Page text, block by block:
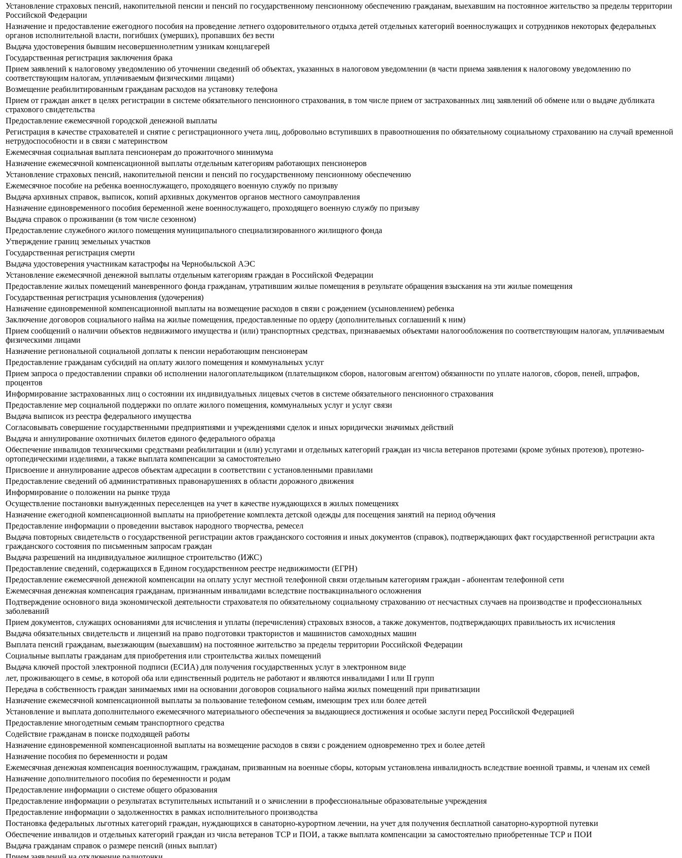
Установление страховых пенсий, накопительной пенсии и пенсий по государственному пенсионному обеспечению гражданам, выехавшим на постоянное жительство за пределы территории
Российской Федерации
Назначение и предоставление ежегодного пособия на проведение летнего оздоровительного отдыха детей отдельных категорий военнослужащих и сотрудников некоторых федеральных
органов исполнительной власти, погибших (умерших), пропавших без вести
Выдача удостоверения бывшим несовершеннолетним узникам концлагерей
Государственная регистрация заключения брака
Прием заявлений к налоговому уведомлению об уточнении сведений об объектах, указанных в налоговом уведомлении (в части приема заявления к налоговому уведомлению по
соответствующим налогам, уплачиваемым физическими лицами)
Возмещение реабилитированным гражданам расходов на установку телефона
Прием от граждан анкет в целях регистрации в системе обязательного пенсионного страхования, в том числе прием от застрахованных лиц заявлений об обмене или о выдаче дубликата
страхового свидетельства
Предоставление ежемесячной городской денежной выплаты
Регистрация в качестве страхователей и снятие с регистрационного учета лиц, добровольно вступивших в правоотношения по обязательному социальному страхованию на случай временной
нетрудоспособности и в связи с материнством
Ежемесячная социальная выплата пенсионерам до прожиточного минимума
Назначение ежемесячной компенсационной выплаты отдельным категориям работающих пенсионеров
Установление страховых пенсий, накопительной пенсии и пенсий по государственному пенсионному обеспечению
Ежемесячное пособие на ребенка военнослужащего, проходящего военную службу по призыву
Выдача архивных справок, выписок, копий архивных документов органов местного самоуправления
Назначение единовременного пособия беременной жене военнослужащего, проходящего военную службу по призыву
Выдача справок о проживании (в том числе сезонном)
Предоставление служебного жилого помещения муниципального специализированного жилищного фонда
Утверждение границ земельных участков
Государственная регистрация смерти
Выдача удостоверения участникам катастрофы на Чернобыльской АЭС
Установление ежемесячной денежной выплаты отдельным категориям граждан в Российской Федерации
Предоставление жилых помещений маневренного фонда гражданам, утратившим жилые помещения в результате обращения взыскания на эти жилые помещения
Государственная регистрация усыновления (удочерения)
Назначение единовременной компенсационной выплаты на возмещение расходов в связи с рождением (усыновлением) ребенка
Заключение договоров социального найма на жилые помещения, предоставленные по ордеру (дополнительных соглашений к ним)
Прием сообщений о наличии объектов недвижимого имущества и (или) транспортных средствах, признаваемых объектами налогообложения по соответствующим налогам, уплачиваемым
физическими лицами
Назначение региональной социальной доплаты к пенсии неработающим пенсионерам
Предоставление гражданам субсидий на оплату жилого помещения и коммунальных услуг
Прием запроса о предоставлении справки об исполнении налогоплательщиком (плательщиком сборов, налоговым агентом) обязанности по уплате налогов, сборов, пеней, штрафов,
процентов
Информирование застрахованных лиц о состоянии их индивидуальных лицевых счетов в системе обязательного пенсионного страхования
Предоставление мер социальной поддержки по оплате жилого помещения, коммунальных услуг и услуг связи
Выдача выписок из реестра федерального имущества
Согласовывать совершение государственными предприятиями и учреждениями сделок и иных юридически значимых действий
Выдача и аннулирование охотничьих билетов единого федерального образца
Обеспечение инвалидов техническими средствами реабилитации и (или) услугами и отдельных категорий граждан из числа ветеранов протезами (кроме зубных протезов), протезно-
ортопедическими изделиями, а также выплата компенсации за самостоятельно
Присвоение и аннулирование адресов объектам адресации в соответствии с установленными правилами
Предоставление сведений об административных правонарушениях в области дорожного движения
Информирование о положении на рынке труда
Осуществление постановки вынужденных переселенцев на учет в качестве нуждающихся в жилых помещениях
Назначение ежегодной компенсационной выплаты на приобретение комплекта детской одежды для посещения занятий на период обучения
Предоставление информации о проведении выставок народного творчества, ремесел
Выдача повторных свидетельств о государственной регистрации актов гражданского состояния и иных документов (справок), подтверждающих факт государственной регистрации акта
гражданского состояния по письменным запросам граждан
Выдача разрешений на индивидуальное жилищное строительство (ИЖС)
Предоставление сведений, содержащихся в Едином государственном реестре недвижимости (ЕГРН)
Предоставление ежемесячной денежной компенсации на оплату услуг местной телефонной связи отдельным категориям граждан - абонентам телефонной сети
Ежемесячная денежная компенсация гражданам, признанным инвалидами вследствие поствакцинального осложнения
Подтверждение основного вида экономической деятельности страхователя по обязательному социальному страхованию от несчастных случаев на производстве и профессиональных
заболеваний
Прием документов, служащих основаниями для исчисления и уплаты (перечисления) страховых взносов, а также документов, подтверждающих правильность их исчисления
Выдача обязательных свидетельств и лицензий на право подготовки трактористов и машинистов самоходных машин
Выплата пенсий гражданам, выезжающим (выехавшим) на постоянное жительство за пределы территории Российской Федерации
Социальные выплаты гражданам для приобретения или строительства жилых помещений
Выдача ключей простой электронной подписи (ЕСИА) для получения государственных услуг в электронном виде
лет, проживающего в семье, в которой оба или единственный родитель не работают и являются инвалидами I или II групп
Передача в собственность граждан занимаемых ими на основании договоров социального найма жилых помещений при приватизации
Назначение ежемесячной компенсационной выплаты за пользование телефоном семьям, имеющим трех или более детей
Установление и выплата дополнительного ежемесячного материального обеспечения за выдающиеся достижения и особые заслуги перед Российской Федерацией
Предоставление многодетным семьям транспортного средства
Содействие гражданам в поиске подходящей работы
Назначение единовременной компенсационной выплаты на возмещение расходов в связи с рождением одновременно трех и более детей
Назначение пособия по беременности и родам
Ежемесячная денежная компенсация военнослужащим, гражданам, призванным на военные сборы, которым установлена инвалидность вследствие военной травмы, и членам их семей
Назначение дополнительного пособия по беременности и родам
Предоставление информации о системе общего образования
Предоставление информации о результатах вступительных испытаний и о зачислении в профессиональные образовательные учреждения
Предоставление информации о задолженностях в рамках исполнительного производства
Постановка федеральных льготных категорий граждан, нуждающихся в санаторно-курортном лечении, на учет для получения бесплатной санаторно-курортной путевки
Обеспечение инвалидов и отдельных категорий граждан из числа ветеранов ТСР и ПОИ, а также выплата компенсации за самостоятельно приобретенные ТСР и ПОИ
Выдача гражданам справок о размере пенсий (иных выплат)